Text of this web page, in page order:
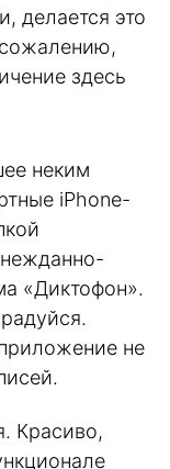
делается это
здесь
неким
iPhone-
«Диктофон».
не
Красиво,